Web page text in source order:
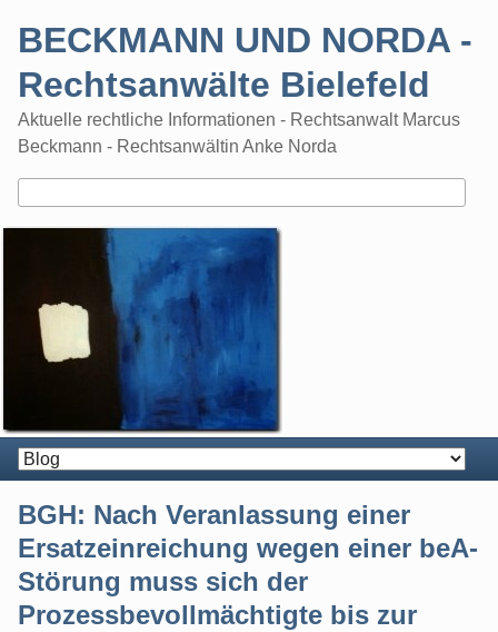
BECKMANN UND NORDA -
Rechtsanwälte Bielefeld
Aktuelle rechtliche Informationen - Rechtsanwalt Marcus
Beckmann - Rechtsanwältin Anke Norda
BGH: Nach Veranlassung einer
Ersatzeinreichung wegen einer beA-
Störung muss sich der
Prozessbevollmächtigte bis zur